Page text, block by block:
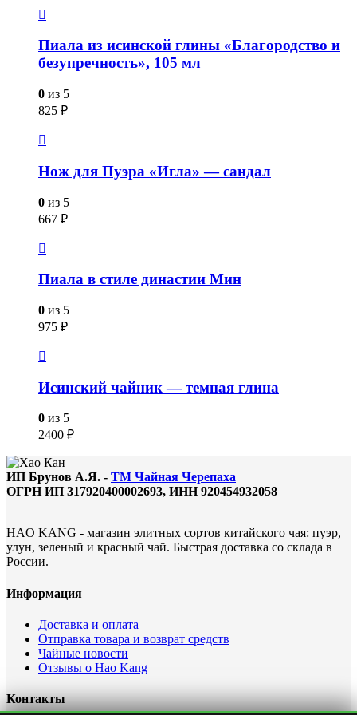
Пиала из исинской глины «Благородство и
безупречность», 105 мл
0 из 5
825 ₽
Нож для Пуэра «Игла» — сандал
0 из 5
667 ₽
Пиала в стиле династии Мин
0 из 5
975 ₽
Исинский чайник — темная глина
0 из 5
2400 ₽
ИП Брунов А.Я. - ТМ Чайная Черепаха
ОГРН ИП 317920400002693, ИНН 920454932058
HAO KANG - магазин элитных сортов китайского чая: пуэр,
улун, зеленый и красный чай. Быстрая доставка со склада в
России.
Информация
Доставка и оплата
Отправка товара и возврат средств
Чайные новости
Отзывы о Hao Kang
Контакты